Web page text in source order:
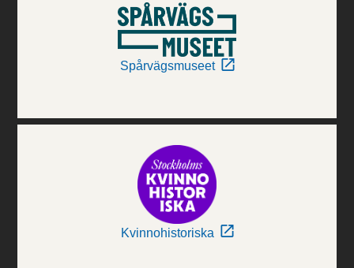
Spårvägsmuseet
Kvinnohistoriska